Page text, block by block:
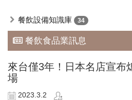
餐飲設備知識庫 34
餐飲食品業訊息
來台僅3年！日本名店宣布
場
2023.3.2